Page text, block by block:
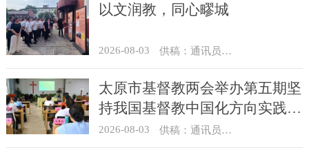
以文润教，同心疁城
2026-08-03 供稿：通讯员 景健美
太原市基督教两会举办第五期坚
持我国基督教中国化方向实践能
力专题培训
2026-08-03 供稿：通讯员 王建春 摄影：史爱梅